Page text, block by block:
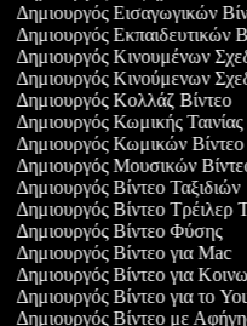
Δημιουργός Εισαγωγικών
Δημιουργός Εκπαιδευτικών
Δημιουργός Κινουμένων
Δημιουργός Κινούμενων
Δημιουργός Κολλάζ Βίντεο
Δημιουργός Κωμικής Ταινίας
Δημιουργός Κωμικών Βίντεο
Δημιουργός Μουσικών
Δημιουργός Βίντεο Ταξιδιών
Δημιουργός Βίντεο Τρέιλερ
Δημιουργός Βίντεο Φύσης
Δημιουργός Βίντεο για Mac
Δημιουργός Βίντεο για
Δημιουργός Βίντεο για το
Δημιουργός Βίντεο με